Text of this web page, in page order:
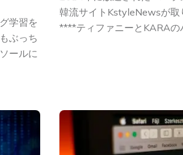
学習を
ぶっち
ールに
韓流サイトKstyleNewsが
****ティファニーとKARAの